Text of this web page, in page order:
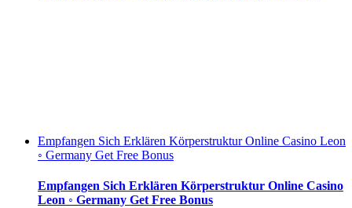
Empfangen Sich Erklären Körperstruktur Online Casino Leon
◦ Germany Get Free Bonus
Empfangen Sich Erklären Körperstruktur Online Casino
Leon ◦ Germany Get Free Bonus